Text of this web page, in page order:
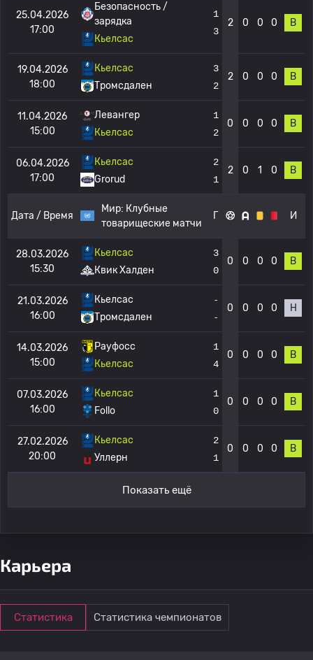
25.04.2026
17:00
Безопасность /
зарядка
Кьелсас
1
3
2 0 0 0 В
19.04.2026
18:00
Кьелсас
Тромсдален
3
2
2 0 0 0 В
11.04.2026
15:00
Левангер
Кьелсас
1
2
0 0 0 0 В
06.04.2026
17:00
Кьелсас
Grorud
2
1
2 0 1 0 В
Дата / Время
Мир: Клубные
товарищеские матчи
Г И
28.03.2026
15:30
Кьелсас
Квик Халден
3
0
0 0 0 0 В
21.03.2026
16:00
Кьелсас
Тромсдален
-
-
0 0 0 0 Н
14.03.2026
15:00
Рауфосс
Кьелсас
1
4
0 0 0 0 В
07.03.2026
16:00
Кьелсас
Follo
1
0
0 0 0 0 В
27.02.2026
20:00
Кьелсас
Уллерн
2
1
0 0 0 0 В
Показать ещё
Карьера
Статистика Статистика чемпионатов